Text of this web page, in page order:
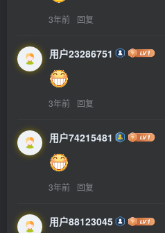
3年前 回复
用户23286751
3年前 回复
用户74215481
3年前 回复
用户88123045